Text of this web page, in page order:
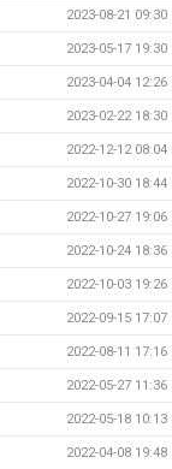
2023-08-21 09:30
2023-05-17 19:30
2023-04-04 12:26
2023-02-22 18:30
2022-12-12 08:04
2022-10-30 18:44
2022-10-27 19:06
2022-10-24 18:36
2022-10-03 19:26
2022-09-15 17:07
2022-08-11 17:16
2022-05-27 11:36
2022-05-18 10:13
2022-04-08 19:48